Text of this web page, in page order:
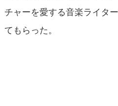
チャーを愛する音楽ライタ
てもらった。